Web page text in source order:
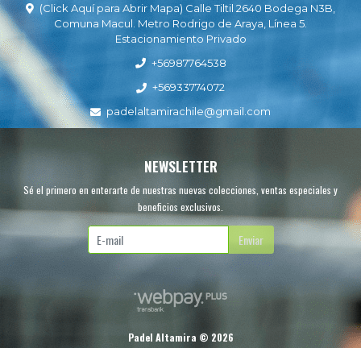
(Click Aquí para Abrir Mapa) Calle Tiltil 2640 Bodega N3B,
Comuna Macul. Metro Rodrigo de Araya, Línea 5.
Estacionamiento Privado
+56987764538
+56933774072
padelaltamirachile@gmail.com
NEWSLETTER
Sé el primero en enterarte de nuestras nuevas colecciones, ventas especiales y
beneficios exclusivos.
Enviar
Padel Altamira © 2026